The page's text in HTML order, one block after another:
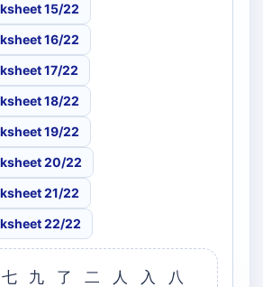
15/22
16/22
17/22
18/22
19/22
20/22
21/22
22/22
九 了 二 人 入 八